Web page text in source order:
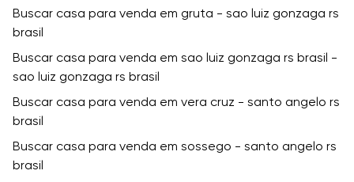
Buscar casa para venda em gruta - sao luiz gonzaga rs
brasil
Buscar casa para venda em sao luiz gonzaga rs brasil -
sao luiz gonzaga rs brasil
Buscar casa para venda em vera cruz - santo angelo rs
brasil
Buscar casa para venda em sossego - santo angelo rs
brasil